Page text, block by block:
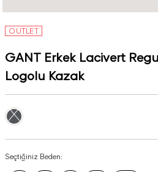
OUTLET
GANT Erkek Lacivert
Logolu Kazak
Seçtiğiniz Beden: